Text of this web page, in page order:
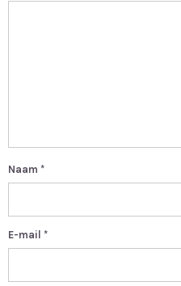
Naam *
E-mail *